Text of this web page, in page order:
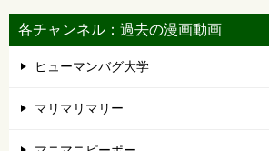
各チャンネル：過去の漫画動画
ヒューマンバグ大学
マリマリマリー